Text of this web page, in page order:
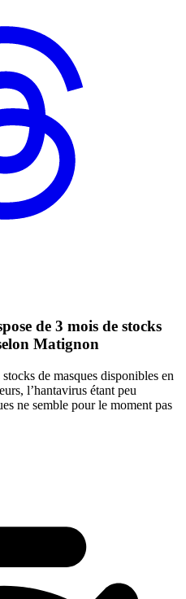
de 3 mois de stocks
Matignon
de masques disponibles en
l’hantavirus étant peu
ne semble pour le moment pas